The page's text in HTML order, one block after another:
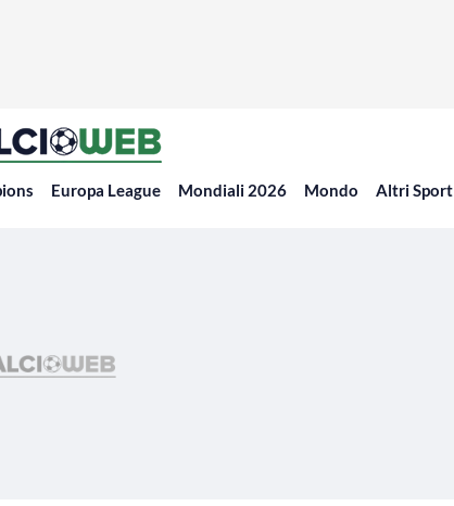
Europa League Mondiali 2026 Mondo Altri Sport